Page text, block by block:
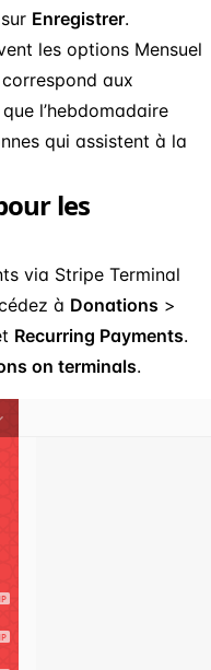
Enregistrer.
les options Mensuel
aux
l’hebdomadaire
qui assistent à la
les
via Stripe Terminal
à Donations >
Recurring Payments.
on terminals.